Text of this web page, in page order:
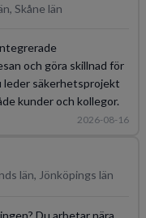
Skåne län
och göra skillnad för
leder säkerhetsprojekt
kunder och kollegor.
2026-08-16
län, Jönköpings län
Du arbetar nära